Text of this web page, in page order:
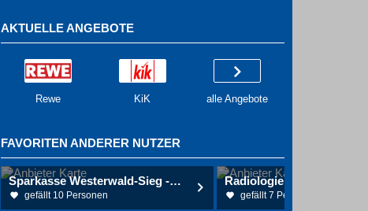
AKTUELLE ANGEBOTE
Rewe KiK alle Angebote
FAVORITEN ANDERER NUTZER
Sparkasse Westerwald-Sieg - Filiale
gefällt 10 Personen gefällt 7 Personen